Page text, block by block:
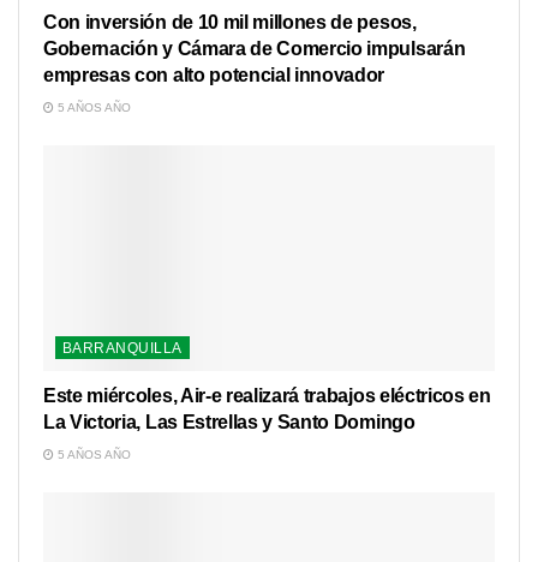
Con inversión de 10 mil millones de pesos,
Gobernación y Cámara de Comercio impulsarán
empresas con alto potencial innovador
5 AÑOS AÑO
BARRANQUILLA
Este miércoles, Air-e realizará trabajos eléctricos en
La Victoria, Las Estrellas y Santo Domingo
5 AÑOS AÑO